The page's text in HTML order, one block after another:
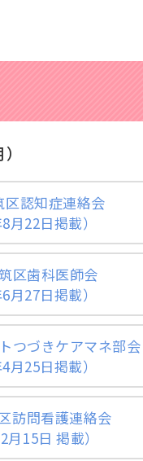
区認知症連絡会
月22日掲載）
区歯科医師会
月27日掲載）
つづきケアマネ部会
月25日掲載）
訪問看護連絡会
月15日 掲載）